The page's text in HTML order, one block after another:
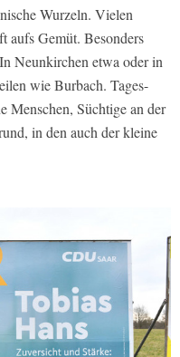
Wurzeln. Vielen
aufs Gemüt. Besonders
Neunkirchen etwa oder in
wie Burbach. Tages-
Menschen, Süchtige an der
in den auch der kleine